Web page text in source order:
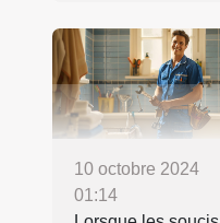
10 octobre 2024
01:14